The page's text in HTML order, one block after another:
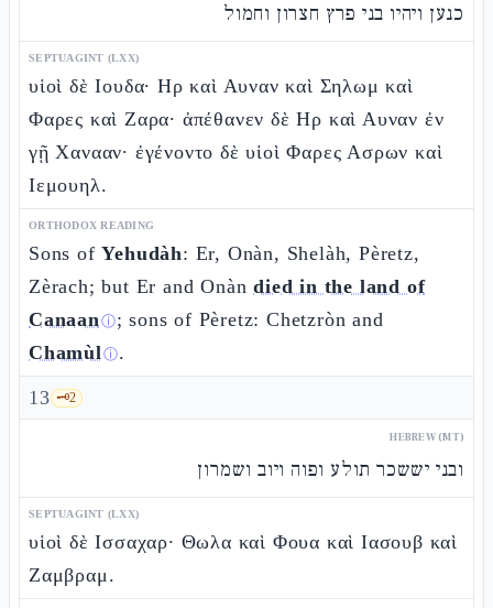
כנען ויהיו בני פרץ חצרון וחמול
SEPTUAGINT (LXX)
υἱοὶ δὲ Ιουδα· Ηρ καὶ Αυναν καὶ Σηλωμ καὶ
Φαρες καὶ Ζαρα· ἀπέθανεν δὲ Ηρ καὶ Αυναν ἐν
γῇ Χανααν· ἐγένοντο δὲ υἱοὶ Φαρες Ασρων καὶ
Ιεμουηλ.
ORTHODOX READING
Sons ofYehudàh: Er, Onàn, Shelàh, Pèretz,
Zèrach; but Er and Onàndied in the land of
Canaanⓘ; sons of Pèretz: Chetzròn and
Chamùlⓘ.
13 🗝️2
HEBREW (MT)
ובני יששכר תולע ופוה ויוב ושמרון
SEPTUAGINT (LXX)
υἱοὶ δὲ Ισσαχαρ· Θωλα καὶ Φουα καὶ Ιασουβ καὶ
Ζαμβραμ.